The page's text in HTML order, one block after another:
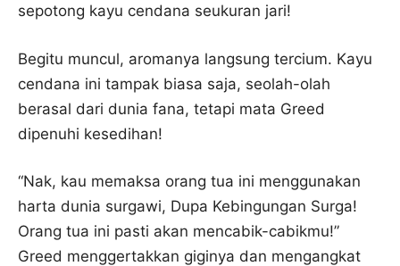
sepotong kayu cendana seukuran jari!
Begitu muncul, aromanya langsung tercium. Kayu
cendana ini tampak biasa saja, seolah-olah
berasal dari dunia fana, tetapi mata Greed
dipenuhi kesedihan!
“Nak, kau memaksa orang tua ini menggunakan
harta dunia surgawi, Dupa Kebingungan Surga!
Orang tua ini pasti akan mencabik-cabikmu!”
Greed menggertakkan giginya dan mengangkat